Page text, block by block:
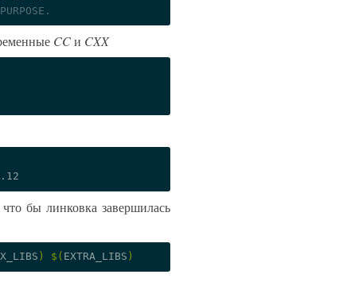
CCи CXX
бы линковка завершилась
) $( EXTRA_LIBS )